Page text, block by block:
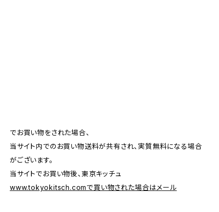
でお買い物をされた場合、
当サイト内でのお買い物送料が共有され、実質無料になる場合
がございます。
当サイトでお買い物後、東京キッチュ
www.tokyokitsch.comで買い物された場合はメール